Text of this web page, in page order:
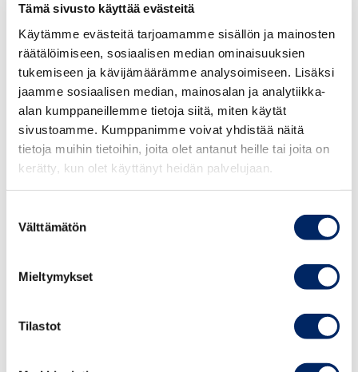
Tämä sivusto käyttää evästeitä
Käytämme evästeitä tarjoamamme sisällön ja mainosten
räätälöimiseen, sosiaalisen median ominaisuuksien
tukemiseen ja kävijämäärämme analysoimiseen. Lisäksi
jaamme sosiaalisen median, mainosalan ja analytiikka-
alan kumppaneillemme tietoja siitä, miten käytät
sivustoamme. Kumppanimme voivat yhdistää näitä
tietoja muihin tietoihin, joita olet antanut heille tai joita on
kerätty, kun olet käyttänyt heidän palvelujaan.
valinta
Välttämätön
Mieltymykset
Tilastot
Webinaari: Liettuan
markkinanäkymät 23.3.21
Viexpon webinaarisarja eri maiden